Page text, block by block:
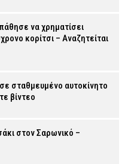
να χρηματίσει
κορίτσι – Αναζητείται
σταθμευμένο αυτοκίνητο
βίντεο
στον Σαρωνικό –